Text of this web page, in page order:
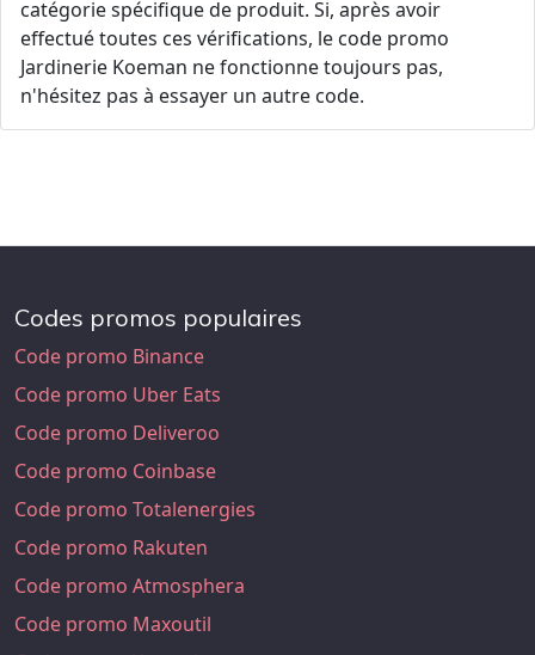
catégorie spécifique de produit. Si, après avoir
effectué toutes ces vérifications, le code promo
Jardinerie Koeman ne fonctionne toujours pas,
n'hésitez pas à essayer un autre code.
Codes promos populaires
Code promo Binance
Code promo Uber Eats
Code promo Deliveroo
Code promo Coinbase
Code promo Totalenergies
Code promo Rakuten
Code promo Atmosphera
Code promo Maxoutil